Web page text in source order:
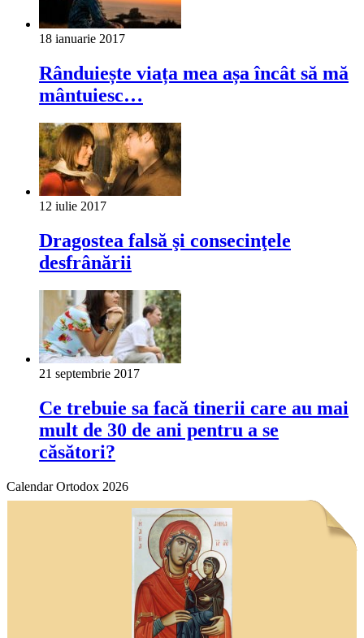
18 ianuarie 2017
Rânduiește viața mea așa încât să mă
mântuiesc…
12 iulie 2017
Dragostea falsă şi consecinţele
desfrânării
21 septembrie 2017
Ce trebuie sa facă tinerii care au mai
mult de 30 de ani pentru a se
căsători?
Calendar Ortodox 2026